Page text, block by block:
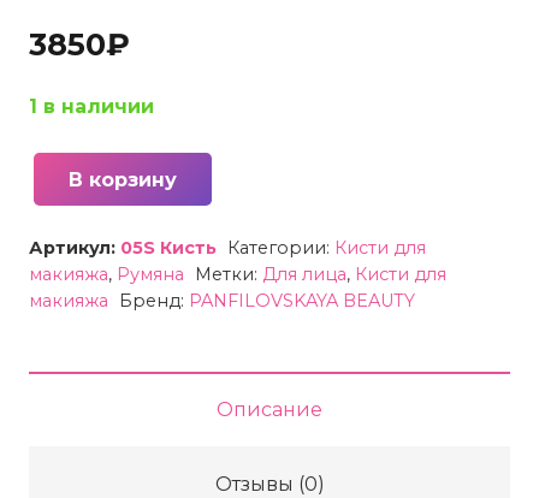
3850₽
1 в наличии
Количество
05S
Кисть
В корзину
Артикул: 05S Кисть Категории: Кисти для
макияжа, Румяна Метки: Для лица, Кисти для
макияжа
Бренд: PANFILOVSKAYA BEAUTY
Описание
Отзывы (0)